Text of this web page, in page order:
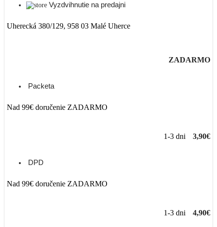
Vyzdvihnutie na predajni
Uherecká 380/129, 958 03 Malé Uherce
ZADARMO
Packeta
Nad 99€ doručenie ZADARMO
1-3 dni 3,90€
DPD
Nad 99€ doručenie ZADARMO
1-3 dni 4,90€